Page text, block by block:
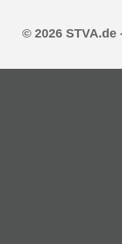
© 2026